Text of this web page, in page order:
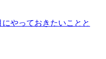
やっておきたいことと